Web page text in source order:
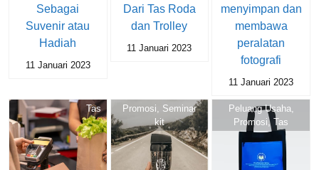
Sebagai
Suvenir atau
Hadiah
11 Januari 2023
Dari Tas Roda
dan Trolley
11 Januari 2023
menyimpan dan
membawa
peralatan
fotografi
11 Januari 2023
Tas Promosi
Seminar
kit
Peluang Usaha
Promosi ,Tas